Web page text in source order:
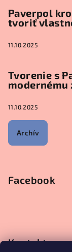
Paverpol
tvoriť
11.10.2025
Tvorenie s
modernému
11.10.2025
Archív
Facebook
Kontakt